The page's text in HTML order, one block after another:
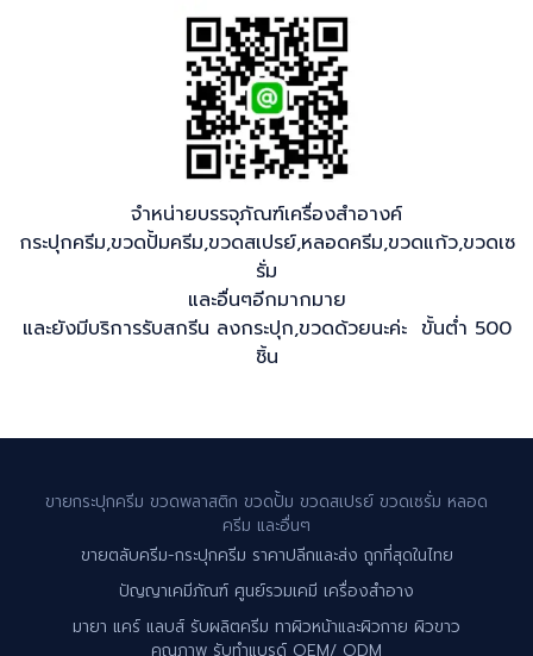
จำหน่ายบรรจุภัณฑ์เครื่องสำอางค์
กระปุกครีม,ขวดปั้มครีม,ขวดสเปรย์,หลอดครีม,ขวดแก้ว,ขวดเซ
รั่ม
และอื่นๆอีกมากมาย
และยังมีบริการรับสกรีน ลงกระปุก,ขวดด้วยนะค่ะ ขั้นต่ำ 500
ชิ้น
ขายกระปุกครีม ขวดพลาสติก ขวดปั้ม ขวดสเปรย์ ขวดเซรั่ม หลอด
ครีม และอื่นๆ
ขายตลับครีม-กระปุกครีม ราคาปลีกและส่ง ถูกที่สุดในไทย
ปัญญาเคมีภัณฑ์ ศูนย์รวมเคมี เครื่องสำอาง
มายา แคร์ แลบส์ รับผลิตครีม ทาผิวหน้าและผิวกาย ผิวขาว
คุณภาพ รับทำแบรด์ OEM/ ODM